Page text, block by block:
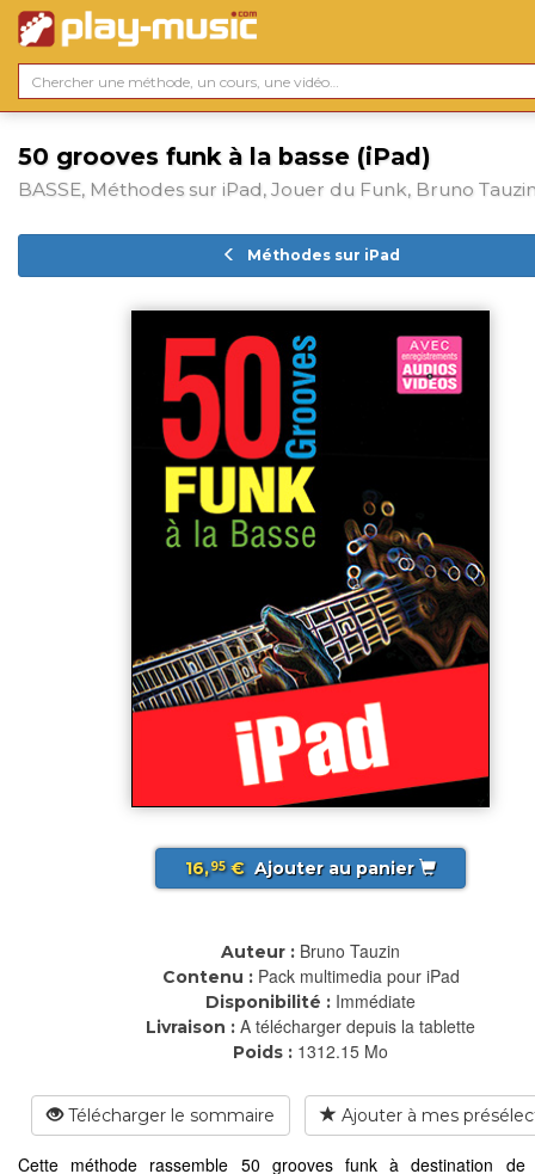
50 grooves funk à la basse (iPad)
BASSE, Méthodes sur iPad, Jouer du Funk, Bruno
Méthodes sur iPad
16,95€ Ajouter au panier
Auteur : Bruno Tauzin
Contenu : Pack multimedia pour iPad
Disponibilité : Immédiate
Livraison : A télécharger depuis la tablette
Poids : 1312.15 Mo
Télécharger le sommaire Ajouter à mes
Cette méthode rassemble 50 grooves funk à destination